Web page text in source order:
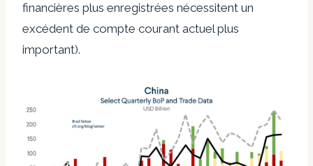
financières plus enregistrées nécessitent un
excédent de compte courant actuel plus
important).